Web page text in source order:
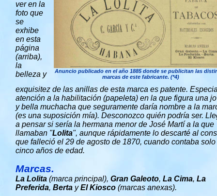
Anuncio publicado en el año 1885 donde se publicitan las
marcas de este fabricante. (*4)
ver en la
foto que
se
exhibe
en esta
página
(arriba),
la
belleza y
exquisitez de las anillas de esta marca es patente.
atención a la habilitación (papeleta) en la que figura una
y bella muchacha que seguramente daría nombre a la
(es una suposición mía). Desconozco quién podría ser.
a pensar si sería la hermana menor de José Martí a la que
llamaban "Lolita", aunque rápidamente lo descarté al
que falleció el 29 de agosto de 1870, cuando contaba solo
cinco años de edad.
Marcas.
La Lolita (marca principal), Gran Galeoto, La Cima, La
Preferida, Berta yEl Kiosco (marcas anexas).